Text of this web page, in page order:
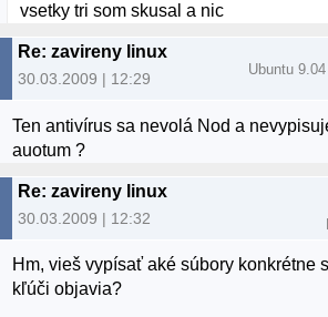
vsetky tri som skusal a nic
Re: zavireny linux
30.03.2009 | 12:29
Ubuntu
Ten antivírus sa nevolá Nod a
auotum ?
Re: zavireny linux
30.03.2009 | 12:32
Hm, vieš vypísať aké súbory konkrétne
kľúči objavia?